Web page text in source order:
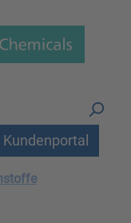
Kundenportal